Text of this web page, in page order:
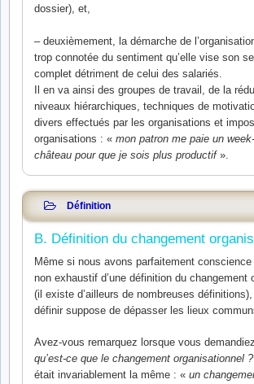
dossier), et,
– deuxièmement, la démarche de
trop connotée du sentiment qu’elle vise son
complet détriment de celui des salariés.
Il en va ainsi des groupes de travail, de la
niveaux hiérarchiques, techniques de
divers effectués par les organisations et
organisations : « mon patron me paie un
château pour que je sois plus productif».
Définition
B. Définition du changement
Même si nous avons parfaitement
non exhaustif d’une définition du changement
(il existe d’ailleurs de nombreuses
définir suppose de dépasser les lieux
Avez-vous remarquez lorsque vous
qu’est-ce que le changement organisationnel ?
était invariablement la même : « un